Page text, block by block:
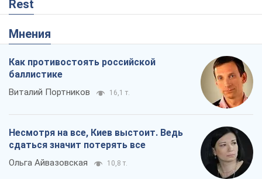
Rest
Мнения
Как противостоять российской
баллистике
Виталий Портников 16,1 т.
Несмотря на все, Киев выстоит. Ведь
сдаться значит потерять все
Ольга Айвазовская 10,8 т.